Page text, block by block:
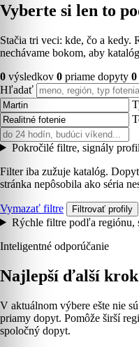
Vyberte si len to
Stačia tri veci: kde, čo a kedy.
nechávame bokom, aby
0 výsledkov 0 priame dopyty 0
Hľadať
Pokročilé filtre, signály
Filter iba zužuje katalóg.
stránka nepôsobila ako séria
Vymazať filtre Filtrovať profily
Rýchle filtre podľa regiónu,
Inteligentné odporúčanie
Najlepší ďalší
V aktuálnom výbere ešte nie
priamy dopyt. Pomôže širší
spoločný dopyt.